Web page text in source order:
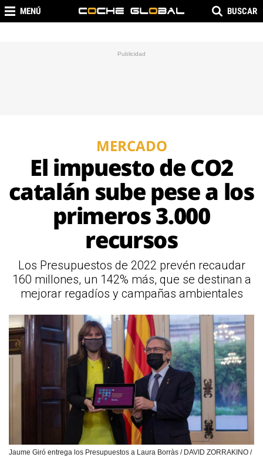
MENÚ BUSCAR
MERCADO
El impuesto de CO2
catalán sube pese a los
primeros 3.000
recursos
Los Presupuestos de 2022 prevén recaudar
160 millones, un 142% más, que se destinan a
mejorar regadíos y campañas ambientales
Jaume Giró entrega los Presupuestos a Laura Borràs / DAVID ZORRAKINO /